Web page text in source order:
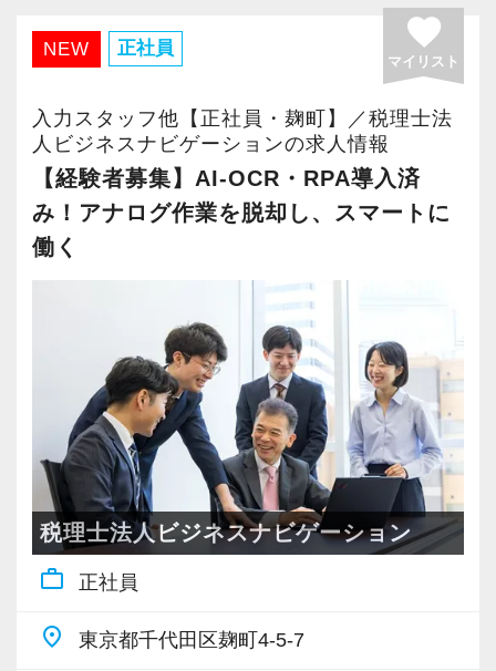
さらに毎週水曜日はフルフレックスデー！
テレワーク・出勤と好きな勤務スタイルを選べ
ます。
【それぞれのスキルアップ・キャリアアップを
後押し】
実地研修実践を集中的に行い、未経験の方も最
週1回のカリキュラムを組んで税務の研修、それ
ぞれでの勉強会などを通じてスキルアップを図
るほか、社会保険や登記など付帯業務の研修も
必要に応じて行っていますので実務で困らない
知識を着実に身に付けられます。
上記研修以外にも定期的に課長とのミーティン
グを実施しており報告や相談に対してアドバイ
スをもらえますので、一人で悩むことなくスキ
ルアップを目指せます。
面談の記録も残しており、年1回は所長・副所長
との面談も取り入れています。
サービスなど接客業の幅広い経験を活かすこと
ができます！
接客以外でもお客様の業種や業務に関する知識
など、相手の理解につながる知識と経験も活か
してもらえればと思います。
一方で、経理など事務作業の延長上にあると捉
えてしまうとギャップを感じるかもしれませ
ん。
経理などの知識は業務に役立つことも多いです
が、その知識をお客様とのコミュニケーション
に役立てられることが重要になります。
【各自の裁量でコントロールできるフレックス
タイム制】
慣れてくれば、業務の段取りや進め方は原則自
由です。
コアタイムとなる朝礼への参加は必須ですが、
ば、各々の都合やスケジュールに合わせてOK！
く、最高峰のノウハウをいつでも聞ける環境で
す。
全員がワンフロアのオフィスにいるためサポー
ト体制も抜群。
未経験スタートでも、わずか1年で税務申告書が
作成できるまでに成長できます。
3.【待遇・社風】残業代は1分単位！和気あいあ
労基法を完全遵守し、残業代は1分単位で全額支
年功序列はなく、業務の品質や貢献度を正当に
評価して大幅な昇給で応えます。
お互いに助け合う文化があり、フラットで人間
関係のストレスがない職場です。
4.【資格取得支援】税理士資格取得を本気で応
援！最大6日間の試験休暇制度
「働きながら税理士を目指したい」という方を
全力でサポートするため、試験休暇制度を設け
ています。
NEW 正社員 favorite
マイリスト
入力スタッフ他【正社員・麹町】／税理士法
人ビジネスナビゲーションの求人情報
【経験者募集】AI-OCR・RPA導入済
み！アナログ作業を脱却し、スマートに
働く
税理士法人ビジネスナビゲーション
work_outline 正社員
place 東京都千代田区麹町4-5-7